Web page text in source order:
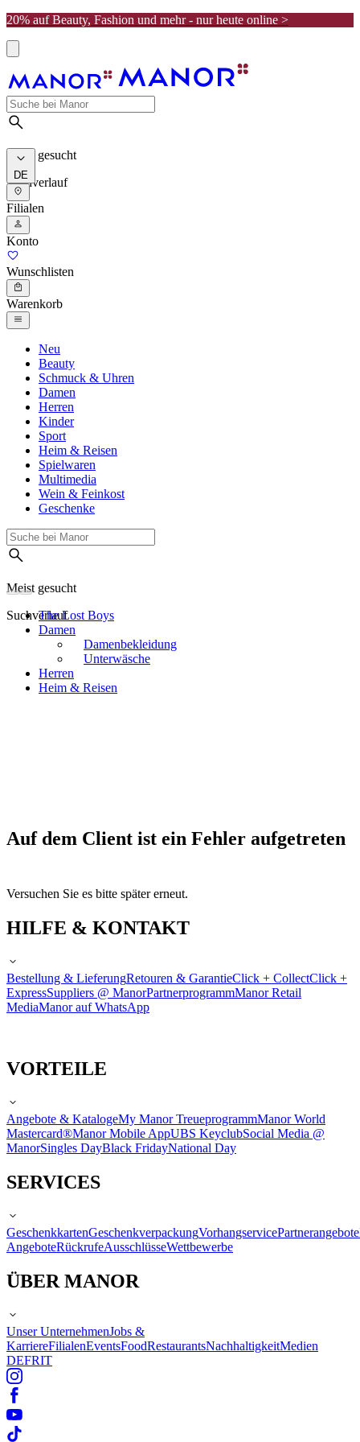
20% auf Beauty, Fashion und mehr - nur heute online >
Meist gesucht
Suchverlauf
DE
Filialen
Konto
Wunschlisten
Warenkorb
Neu
Beauty
Schmuck & Uhren
Damen
Herren
Kinder
Sport
Heim & Reisen
Spielwaren
Multimedia
Wein & Feinkost
Geschenke
Meist gesucht
SuchverlaufThe Lost Boys
Damen
Damenbekleidung
Unterwäsche
Herren
Heim & Reisen
Auf dem Client ist ein Fehler aufgetreten
Versuchen Sie es bitte später erneut.
HILFE & KONTAKT
Bestellung & LieferungRetouren & GarantieClick + CollectClick +
ExpressSuppliers @ ManorPartnerprogrammManor Retail
MediaManor auf WhatsApp
VORTEILE
Angebote & KatalogeMy Manor TreueprogrammManor World
Mastercard®Manor Mobile AppUBS KeyclubSocial Media @
ManorSingles DayBlack FridayNational Day
SERVICES
GeschenkkartenGeschenkverpackungVorhangservicePartnerangebote
AngeboteRückrufeAusschlüsseWettbewerbe
ÜBER MANOR
Unser UnternehmenJobs &
KarriereFilialenEventsFoodRestaurantsNachhaltigkeitMedien
DEFRIT